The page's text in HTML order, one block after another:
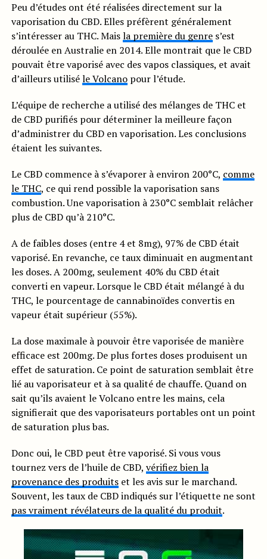
Peu d’études ont été réalisées directement sur la
vaporisation du CBD. Elles préfèrent généralement
s’intéresser au THC. Maisla première du genres’est
déroulée en Australie en 2014. Elle montrait que le CBD
pouvait être vaporisé avec des vapos classiques, et avait
d’ailleurs utiliséle Volcanopour l’étude.
L’équipe de recherche a utilisé des mélanges de THC et
de CBD purifiés pour déterminer la meilleure façon
d’administrer du CBD en vaporisation. Les conclusions
étaient les suivantes.
Le CBD commence à s’évaporer à environ 200°C, comme
le THC, ce qui rend possible la vaporisation sans
combustion. Une vaporisation à 230°C semblait relâcher
plus de CBD qu’à 210°C.
A de faibles doses (entre 4 et 8mg), 97% de CBD était
vaporisé. En revanche, ce taux diminuait en augmentant
les doses. A 200mg, seulement 40% du CBD était
converti en vapeur. Lorsque le CBD était mélangé à du
THC, le pourcentage de cannabinoïdes convertis en
vapeur était supérieur (55%).
La dose maximale à pouvoir être vaporisée de manière
efficace est 200mg. De plus fortes doses produisent un
effet de saturation. Ce point de saturation semblait être
lié au vaporisateur et à sa qualité de chauffe. Quand on
sait qu’ils avaient le Volcano entre les mains, cela
signifierait que des vaporisateurs portables ont un point
de saturation plus bas.
Donc oui, le CBD peut être vaporisé. Si vous vous
tournez vers de l’huile de CBD, vérifiez bien la
provenance des produitset les avis sur le marchand.
Souvent, les taux de CBD indiqués sur l’étiquette ne sont
pas vraiment révélateurs de la qualité du produit.